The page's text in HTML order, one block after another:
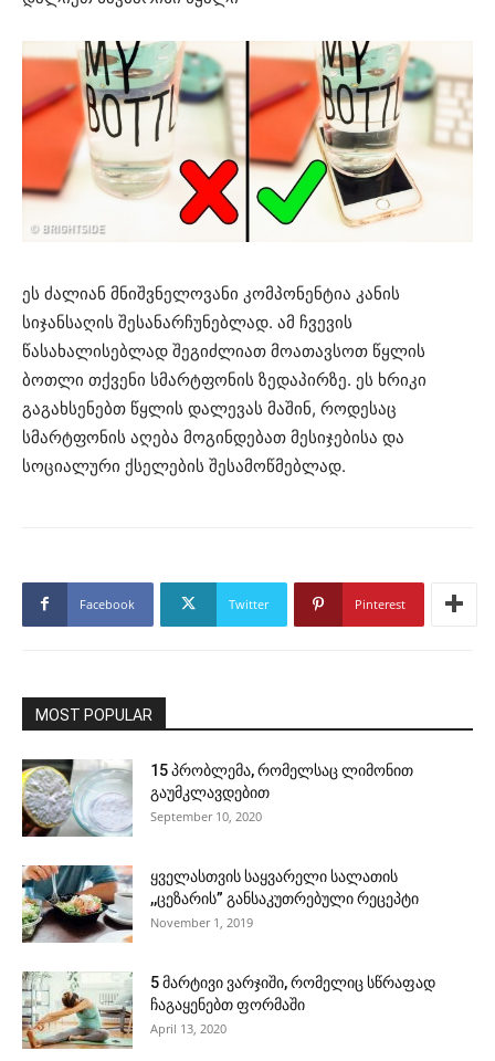
ეს ძალიან მნიშვნელოვანი კომპონენტია კანის
სიჯანსაღის შესანარჩუნებლად. ამ ჩვევის
წასახალისებლად შეგიძლიათ მოათავსოთ წყლის
ბოთლი თქვენი სმარტფონის ზედაპირზე. ეს ხრიკი
გაგახსენებთ წყლის დალევას მაშინ, როდესაც
სმარტფონის აღება მოგინდებათ მესიჯებისა და
სოციალური ქსელების შესამოწმებლად.
Facebook Twitter Pinterest
MOST POPULAR
15 პრობლემა, რომელსაც ლიმონით
გაუმკლავდებით
September 10, 2020
ყველასთვის საყვარელი სალათის
,,ცეზარის” განსაკუთრებული რეცეპტი
November 1, 2019
5 მარტივი ვარჯიში, რომელიც სწრაფად
ჩაგაყენებთ ფორმაში
April 13, 2020